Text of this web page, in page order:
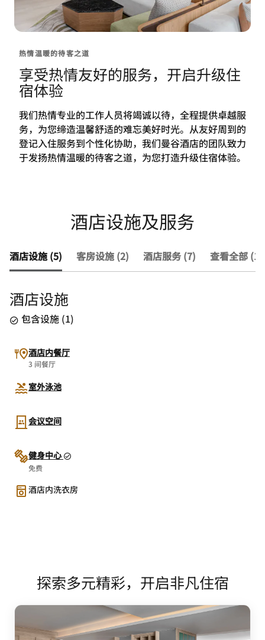
热情温暖的待客之道
享受热情友好的服务，开启升级住
宿体验
我们热情专业的工作人员将竭诚以待，全程提供卓越服
务，为您缔造温馨舒适的难忘美好时光。从友好周到的
登记入住服务到个性化协助，我们曼谷酒店的团队致力
于发扬热情温暖的待客之道，为您打造升级住宿体验。
酒店设施及服务
酒店设施 (5) 客房设施 (2) 酒店服务 (7) 查看全部
酒店设施
包含设施 (1)
酒店内餐厅
3 间餐厅
室外泳池
会议空间
健身中心
免费
酒店内洗衣房
探索多元精彩，开启非凡住宿